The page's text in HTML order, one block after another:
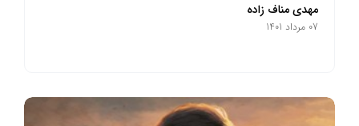
مهدی مناف زاده
07 مرداد 1401